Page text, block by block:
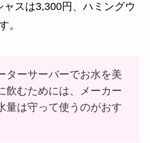
スは3,300円、ハミングウ
。
ターサーバーでお水を美
飲むためには、メーカー
量は守って使うのがおす